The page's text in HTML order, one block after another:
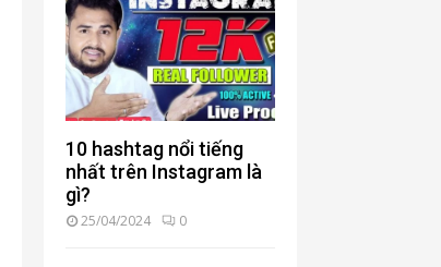
10 hashtag nổi tiếng
nhất trên Instagram là
gì?
25/04/2024 0